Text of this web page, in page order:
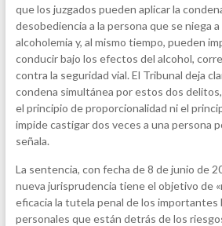
que los juzgados pueden aplicar la
desobediencia a la persona que se niega
alcoholemia y, al mismo tiempo, pueden
conducir bajo los efectos del alcohol,
contra la seguridad vial. El Tribunal deja
condena simultánea por estos dos
el principio de proporcionalidad ni el
impide castigar dos veces a una persona
señala.
La sentencia, con fecha de 8 de junio de
nueva jurisprudencia tiene el objetivo de
eficacia la tutela penal de los importantes
personales que están detrás de los